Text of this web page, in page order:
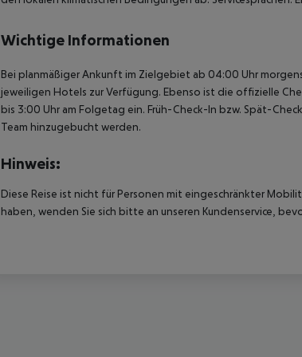
Wichtige Informationen
Bei planmäßiger Ankunft im Zielgebiet ab 04:00 Uhr
jeweiligen Hotels zur Verfügung. Ebenso ist die offizielle
bis 3:00 Uhr am Folgetag ein. Früh-Check-In bzw. Spät-
Team hinzugebucht werden.
Hinweis:
Diese Reise ist nicht für Personen mit eingeschränkter
haben, wenden Sie sich bitte an unseren Kundenservice,